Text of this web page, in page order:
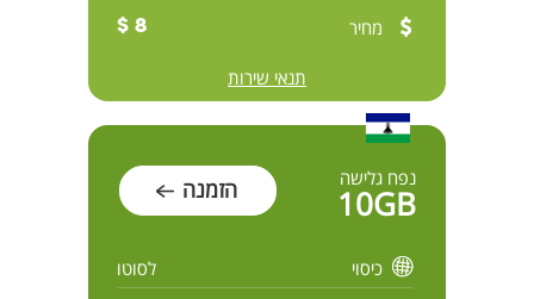
מחיר 8 $
תנאי שירות
נפח גלישה
10GB הזמנה
כיסוי לסוטו